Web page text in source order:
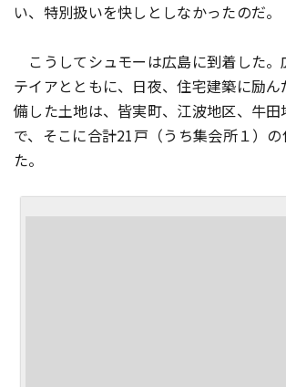
い、特別扱いを快しとしなかったのだ。
こうしてシュモーは広島に到着した。
テイアとともに、日夜、住宅建築に励
備した土地は、皆実町、江波地区、牛
で、そこに合計21戸（うち集会所１）
た。